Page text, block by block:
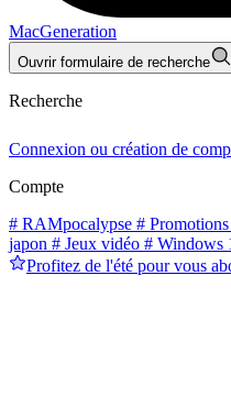
MacGeneration
Ouvrir formulaire de recherche
Recherche
Connexion ou création de
Compte
# RAMpocalypse # Promotions
japon # Jeux vidéo # Windows
Profitez de l'été pour vous